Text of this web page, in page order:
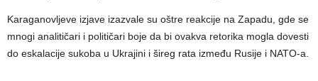
Karaganovljeve izjave izazvale su oštre reakcije na Zapadu, gde se
mnogi analitičari i političari boje da bi ovakva retorika mogla dovesti
do eskalacije sukoba u Ukrajini i šireg rata između Rusije i NATO-a.